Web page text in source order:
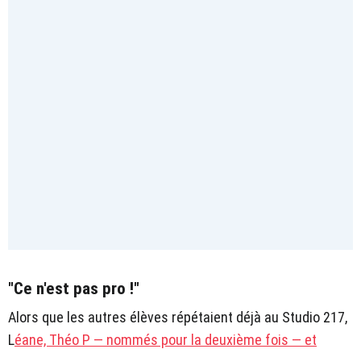
"Ce n'est pas pro !"
Alors que les autres élèves répétaient déjà au Studio 217,
Léane, Théo P — nommés pour la deuxième fois — et